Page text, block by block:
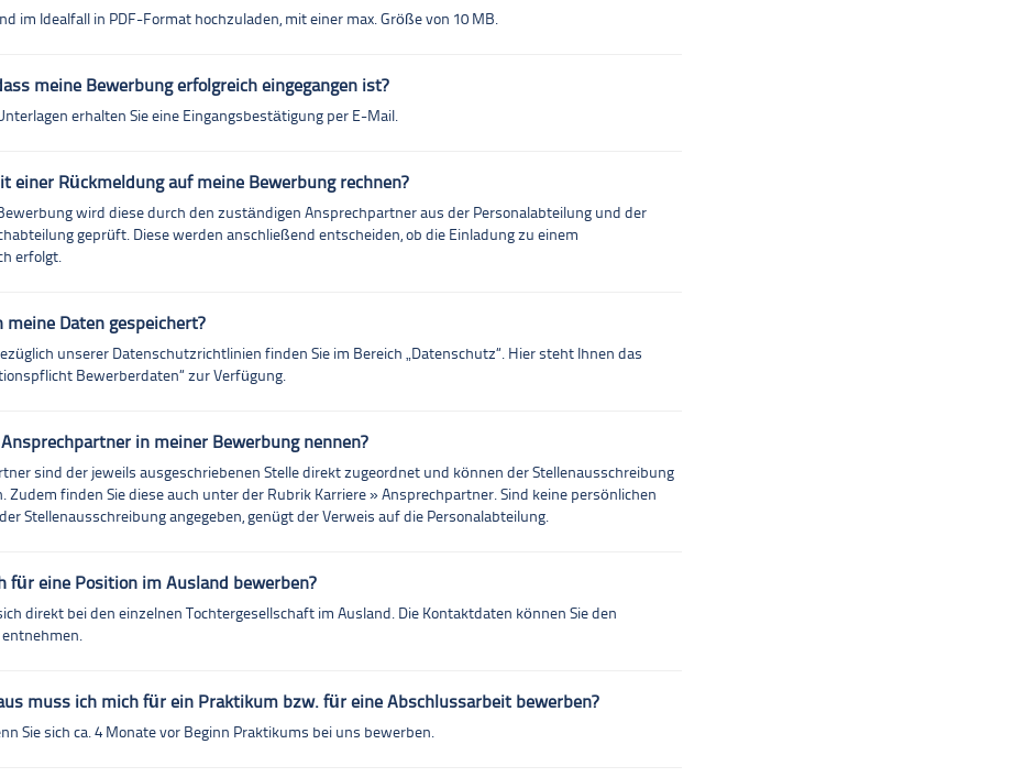
im Idealfall in PDF-Format hochzuladen, mit einer max. Größe von 10 MB.
meine Bewerbung erfolgreich eingegangen ist?
erhalten Sie eine Eingangsbestätigung per E-Mail.
einer Rückmeldung auf meine Bewerbung rechnen?
wird diese durch den zuständigen Ansprechpartner aus der Personalabteilung und der
geprüft. Diese werden anschließend entscheiden, ob die Einladung zu einem
erfolgt.
meine Daten gespeichert?
unserer Datenschutzrichtlinien finden Sie im Bereich „Datenschutz“. Hier steht Ihnen das
Bewerberdaten“ zur Verfügung.
in meiner Bewerbung nennen?
sind der jeweils ausgeschriebenen Stelle direkt zugeordnet und können der Stellenausschreibung
Zudem finden Sie diese auch unter der Rubrik Karriere » Ansprechpartner. Sind keine persönlichen
Stellenausschreibung angegeben, genügt der Verweis auf die Personalabteilung.
für eine Position im Ausland bewerben?
direkt bei den einzelnen Tochtergesellschaft im Ausland. Die Kontaktdaten können Sie den
muss ich mich für ein Praktikum bzw. für eine Abschlussarbeit bewerben?
Sie sich ca. 4 Monate vor Beginn Praktikums bei uns bewerben.